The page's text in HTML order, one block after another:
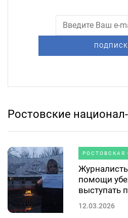
Ростовские
РОСТОВСКАЯ
помощи
выступать
12.03.2026